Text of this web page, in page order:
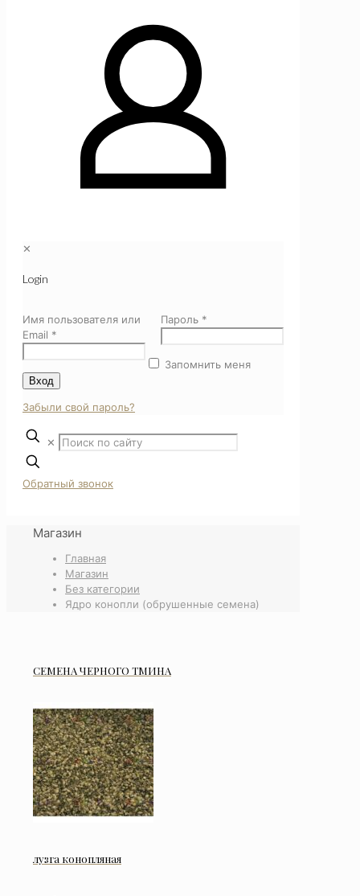
✕
Login
Имя пользователя или
Email *
Пароль *
Запомнить меня
Вход
Забыли свой пароль?
✕
Обратный звонок
Магазин
Главная
Магазин
Без категории
Ядро конопли (обрушенные семена)
СЕМЕНА ЧЕРНОГО ТМИНА
лузга конопляная